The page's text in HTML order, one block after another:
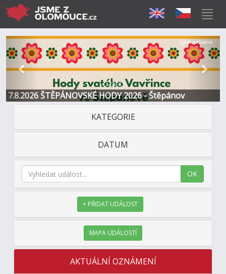
7.8.2026 ŠTĚPÁNOVSKÉ HODY 2026 - Štěpánov
Předchozí Další
Sponzorováno
KATEGORIE
DATUM
OK
+ PŘIDAT UDÁLOST
MAPA UDÁLOSTÍ
AKTUÁLNÍ OZNÁMENÍ